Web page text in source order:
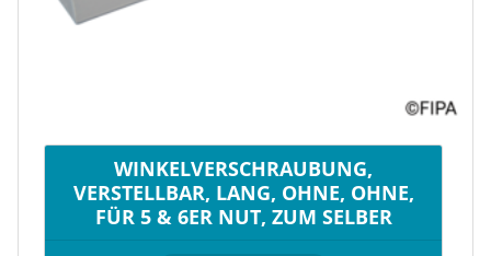
WINKELVERSCHRAUBUNG,
VERSTELLBAR, LANG, OHNE, OHNE,
FÜR 5 & 6ER NUT, ZUM SELBER